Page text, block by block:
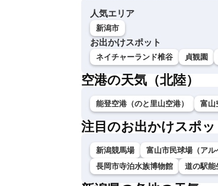
人気エリア
新潟市
お出かけスポット
ネイチャーランド椎谷 貞観園
空港の天気（北陸）
能登空港（のと里山空港） 富山
注目のお出かけスポッ
新潟競馬場 富山市民球場（アル
長岡市寺泊水族博物館
道の駅能